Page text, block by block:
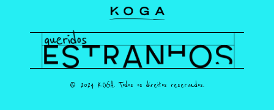
© 2024 KOGA. Todos os direitos reservados.